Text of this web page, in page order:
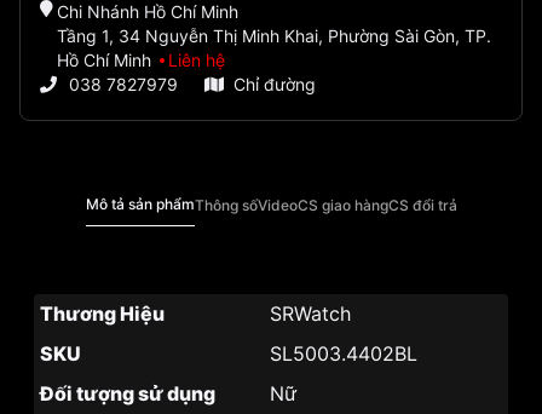
Chi Nhánh Hồ Chí Minh
Tầng 1, 34 Nguyễn Thị Minh Khai, Phường Sài Gòn, TP.
Hồ Chí Minh
Liên hệ
038 7827979
Chỉ đường
Mô tả sản phẩmThông sốVideoCS giao hàngCS đổi trả
Thương Hiệu
SRWatch
SKU
SL5003.4402BL
Đối tượng sử dụng
Nữ